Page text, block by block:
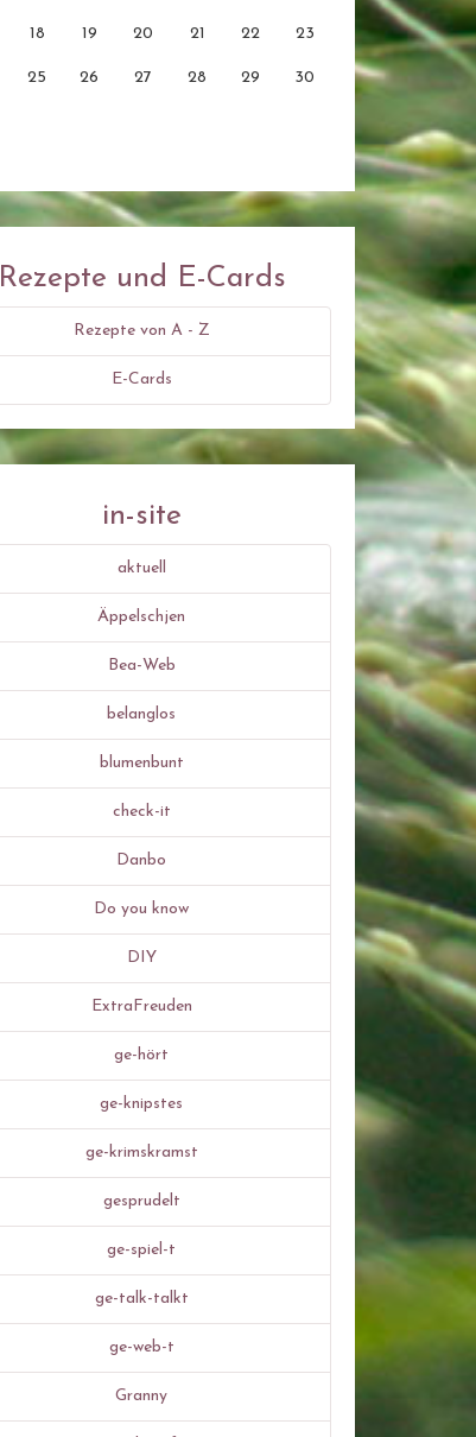
18 19 20 21 22 23
25 26 27 28 29 30
Rezepte und E-Cards
Rezepte von A - Z
E-Cards
in-site
aktuell
Äppelschjen
Bea-Web
belanglos
blumenbunt
check-it
Danbo
Do you know
DIY
ExtraFreuden
ge-hört
ge-knipstes
ge-krimskramst
gesprudelt
ge-spiel-t
ge-talk-talkt
ge-web-t
Granny